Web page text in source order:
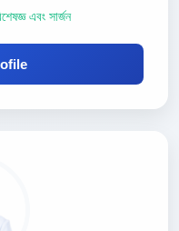
এবং সার্জন